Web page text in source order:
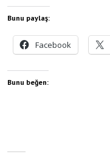
Bunu paylaş:
Facebook
Bunu beğen: